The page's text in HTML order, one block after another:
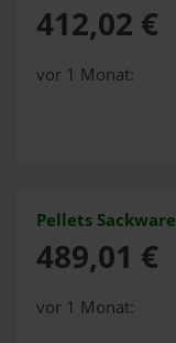
412,02 €
vor 1 Monat:
Pellets Sackware
489,01 €
vor 1 Monat: